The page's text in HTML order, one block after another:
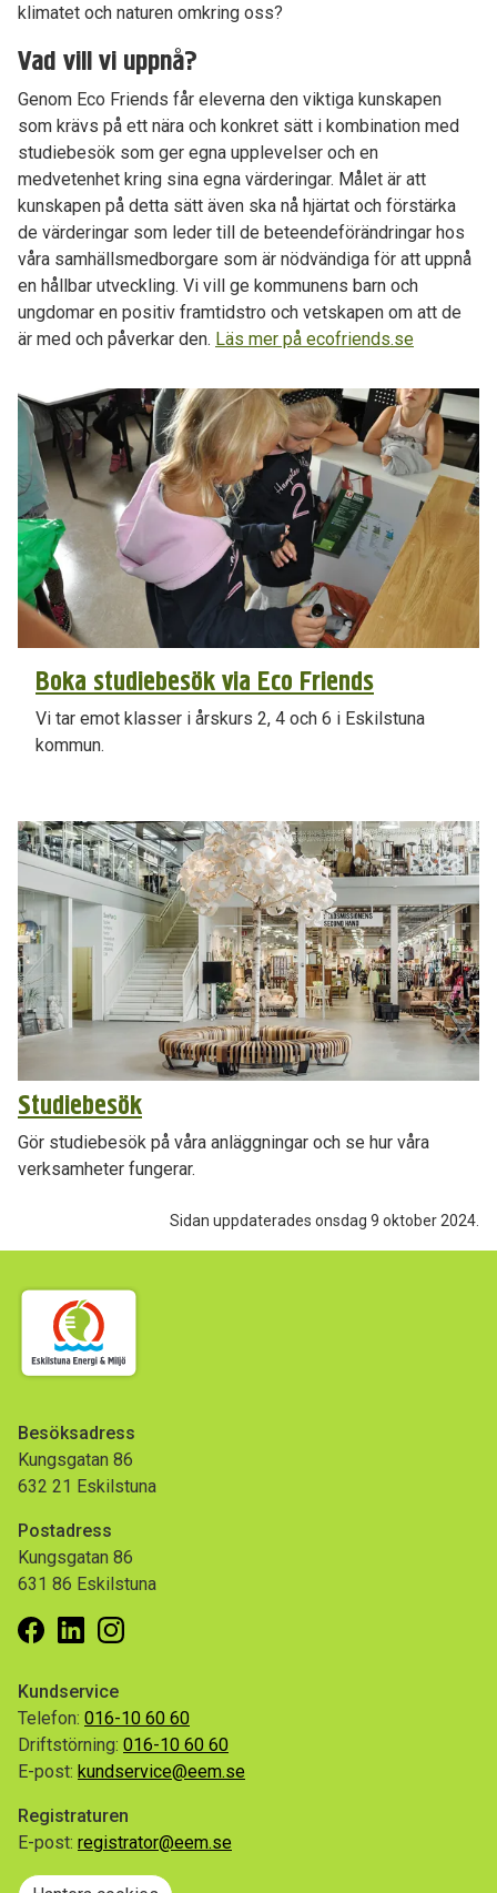
klimatet och naturen omkring oss?
Vad vill vi uppnå?
Genom Eco Friends får eleverna den viktiga kunskapen
som krävs på ett nära och konkret sätt i kombination med
studiebesök som ger egna upplevelser och en
medvetenhet kring sina egna värderingar. Målet är att
kunskapen på detta sätt även ska nå hjärtat och förstärka
de värderingar som leder till de beteendeförändringar hos
våra samhällsmedborgare som är nödvändiga för att uppnå
en hållbar utveckling. Vi vill ge kommunens barn och
ungdomar en positiv framtidstro och vetskapen om att de
är med och påverkar den. Läs mer på ecofriends.se
Boka studiebesök via Eco Friends
Vi tar emot klasser i årskurs 2, 4 och 6 i Eskilstuna
kommun.
Studiebesök
Gör studiebesök på våra anläggningar och se hur våra
verksamheter fungerar.
Sidan uppdaterades onsdag 9 oktober 2024.
Besöksadress
Kungsgatan 86
632 21 Eskilstuna
Postadress
Kungsgatan 86
631 86 Eskilstuna
Facebook
LinkedinInstagram
Kundservice
Telefon: 016-10 60 60
Driftstörning: 016-10 60 60
E-post: kundservice@eem.se
Registraturen
E-post: registrator@eem.se